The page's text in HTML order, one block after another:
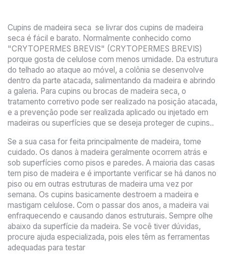
Cupins de madeira seca se livrar dos cupins de madeira
seca é fácil e barato. Normalmente conhecido como
"CRYTOPERMES BREVIS" (CRYTOPERMES BREVIS)
porque gosta de celulose com menos umidade. Da estrutura
do telhado ao ataque ao móvel, a colônia se desenvolve
dentro da parte atacada, salimentando da madeira e abrindo
a galeria. Para cupins ou brocas de madeira seca, o
tratamento corretivo pode ser realizado na posição atacada,
e a prevenção pode ser realizada aplicado ou injetado em
madeiras ou superfícies que se deseja proteger de cupins..
Se a sua casa for feita principalmente de madeira, tome
cuidado. Os danos à madeira geralmente ocorrem atrás e
sob superfícies como pisos e paredes. A maioria das casas
tem piso de madeira e é importante verificar se há danos no
piso ou em outras estruturas de madeira uma vez por
semana. Os cupins basicamente destroem a madeira e
mastigam celulose. Com o passar dos anos, a madeira vai
enfraquecendo e causando danos estruturais. Sempre olhe
abaixo da superfície da madeira. Se você tiver dúvidas,
procure ajuda especializada, pois eles têm as ferramentas
adequadas para testar